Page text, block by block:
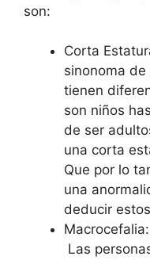
son:
Corta
sinonoma de
tienen
son niños
de ser
una corta
Que por lo
una
deducir
Las